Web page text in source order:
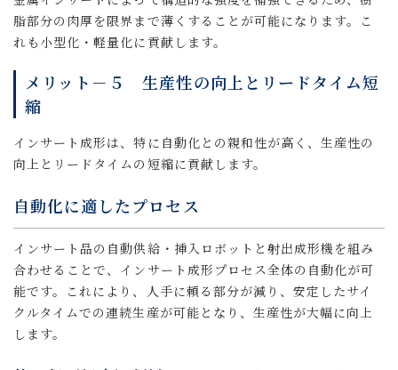
脂部分の肉厚を限界まで薄くすることが可能になります。こ
れも小型化・軽量化に貢献します。
メリット－５ 生産性の向上とリードタイム短
縮
インサート成形は、特に自動化との親和性が高く、生産性の
向上とリードタイムの短縮に貢献します。
自動化に適したプロセス
インサート品の自動供給・挿入ロボットと射出成形機を組み
合わせることで、インサート成形プロセス全体の自動化が可
能です。これにより、人手に頼る部分が減り、安定したサイ
クルタイムでの連続生産が可能となり、生産性が大幅に向上
します。